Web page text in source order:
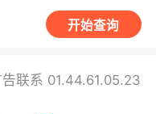
开始查询
告联系 01.44.61.05.23